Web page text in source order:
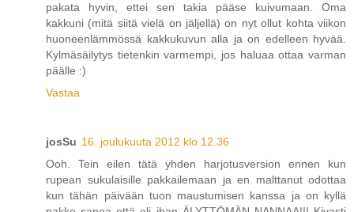
pakata hyvin, ettei sen takia pääse kuivumaan. Oma
kakkuni (mitä siitä vielä on jäljellä) on nyt ollut kohta viikon
huoneenlämmössä kakkukuvun alla ja on edelleen hyvää.
Kylmäsäilytys tietenkin varmempi, jos haluaa ottaa varman
päälle :)
Vastaa
josSu 16. joulukuuta 2012 klo 12.36
Ooh. Tein eilen tätä yhden harjotusversion ennen kun
rupean sukulaisille pakkailemaan ja en malttanut odottaa
kun tähän päivään tuon maustumisen kanssa ja on kyllä